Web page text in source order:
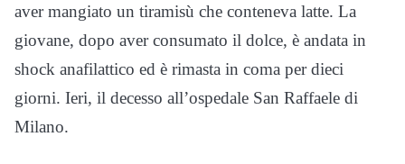
aver mangiato un tiramisù che conteneva latte. La
giovane, dopo aver consumato il dolce, è andata in
shock anafilattico ed è rimasta in coma per dieci
giorni. Ieri, il decesso all’ospedale San Raffaele di
Milano.